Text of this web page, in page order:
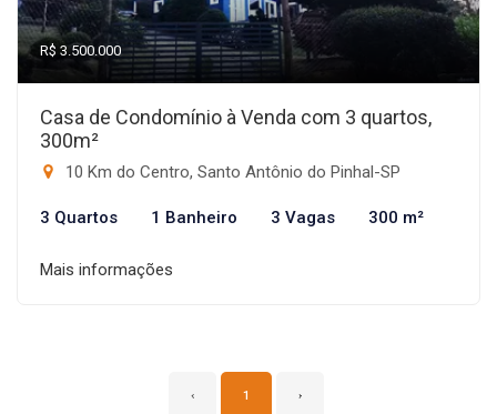
R$ 3.500.000
Casa de Condomínio à Venda com 3 quartos,
300m²
10 Km do Centro, Santo Antônio do Pinhal-SP
3 Quartos 1 Banheiro 3 Vagas 300 m²
Mais informações
‹ 1 ›